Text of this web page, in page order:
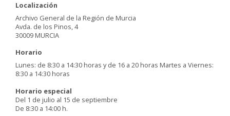
Localización
Archivo General de la Región de Murcia
Avda. de los Pinos, 4
30009 MURCIA
Horario
Lunes: de 8:30 a 14:30 horas y de 16 a 20 horas Martes a Viernes:
8:30 a 14:30 horas
Horario especial
Del 1 de julio al 15 de septiembre
De 8:30 a 14:00 h.